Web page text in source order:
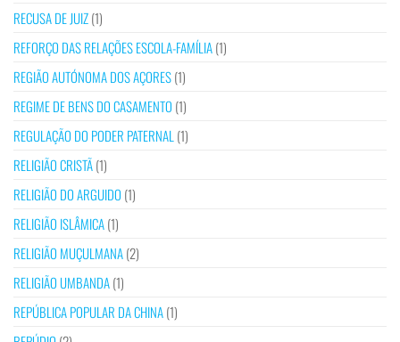
RECUSA DE JUIZ(1)
REFORÇO DAS RELAÇÕES ESCOLA-FAMÍLIA(1)
REGIÃO AUTÓNOMA DOS AÇORES(1)
REGIME DE BENS DO CASAMENTO (1)
REGULAÇÃO DO PODER PATERNAL (1)
RELIGIÃO CRISTÃ(1)
RELIGIÃO DO ARGUIDO (1)
RELIGIÃO ISLÂMICA(1)
RELIGIÃO MUÇULMANA(2)
RELIGIÃO UMBANDA(1)
REPÚBLICA POPULAR DA CHINA(1)